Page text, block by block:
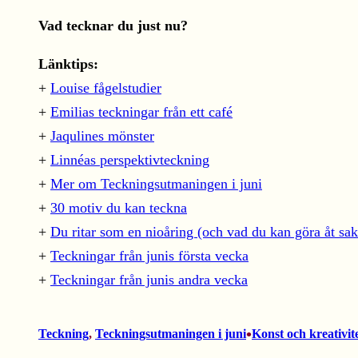
Vad tecknar du just nu?
Länktips:
+ Louise fågelstudier
+ Emilias teckningar från ett café
+ Jaqulines mönster
+ Linnéas perspektivteckning
+ Mer om Teckningsutmaningen i juni
+ 30 motiv du kan teckna
+ Du ritar som en nioåring (och vad du kan göra åt
+ Teckningar från junis första vecka
+ Teckningar från junis andra vecka
Teckning, Teckningsutmaningen i juni•Konst och